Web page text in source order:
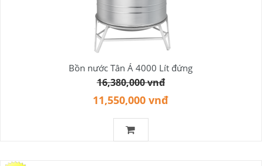
Bồn nước Tân Á 4000 Lít đứng
16,380,000 vnđ
11,550,000 vnđ